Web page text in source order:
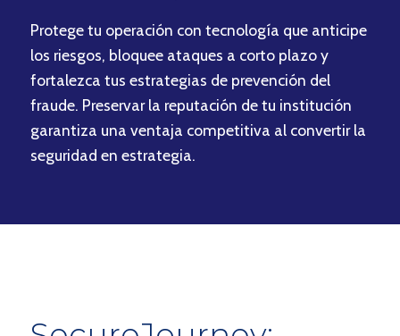
Protege tu operación con tecnología que anticipe
los riesgos, bloquee ataques a corto plazo y
fortalezca tus estrategias de prevención del
fraude. Preservar la reputación de tu institución
garantiza una ventaja competitiva al convertir la
seguridad en estrategia.